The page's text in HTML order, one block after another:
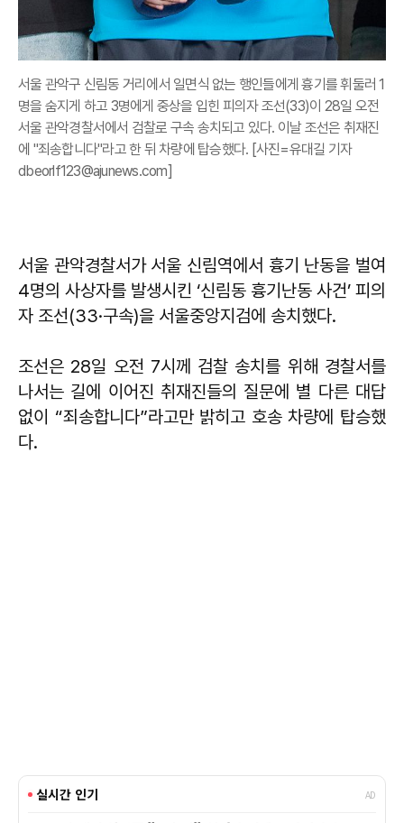
서울 관악구 신림동 거리에서 일면식 없는 행인들에게 흉기를 휘둘러 1
명을 숨지게 하고 3명에게 중상을 입힌 피의자 조선(33)이 28일 오전
서울 관악경찰서에서 검찰로 구속 송치되고 있다. 이날 조선은 취재진
에 "죄송합니다"라고 한 뒤 차량에 탑승했다. [사진=유대길 기자
dbeorlf123@ajunews.com]
서울 관악경찰서가 서울 신림역에서 흉기 난동을 벌여
4명의 사상자를 발생시킨 ‘신림동 흉기난동 사건’ 피의
자 조선(33·구속)을 서울중앙지검에 송치했다.
조선은 28일 오전 7시께 검찰 송치를 위해 경찰서를
나서는 길에 이어진 취재진들의 질문에 별 다른 대답
없이 “죄송합니다”라고만 밝히고 호송 차량에 탑승했
다.